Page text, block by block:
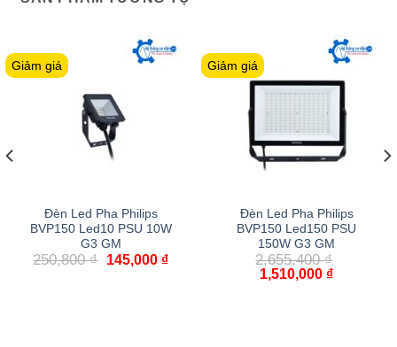
Giảm giá
Đèn Led Pha Philips
BVP150 Led10 PSU 10W
G3 GM
250,800₫
Giá
145,000 ₫Giá
Giảm giá
Đèn Led Pha Philips
BVP150 Led150 PSU
150W G3 GM
2,655,400₫
Giá
1,510,000 ₫Giá